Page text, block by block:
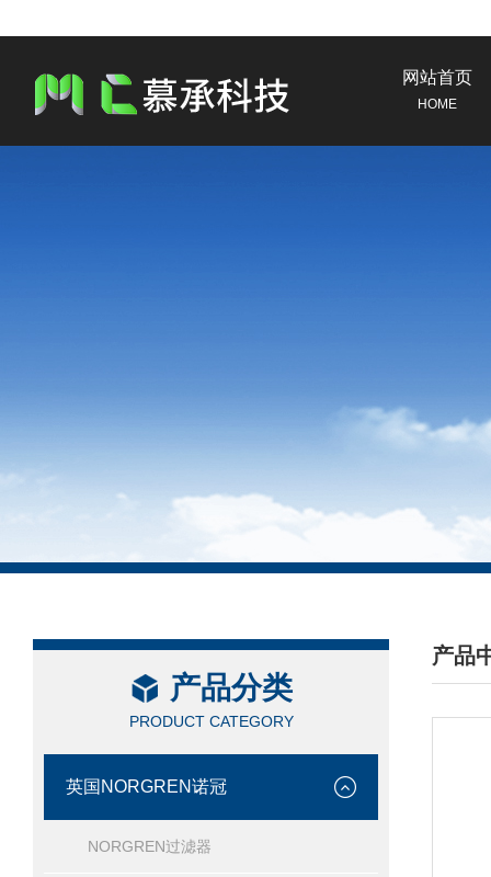
网站首页
HOME
产品分类
PRODUCT CATEGORY
英国NORGREN诺冠
NORGREN过滤器
产品
/